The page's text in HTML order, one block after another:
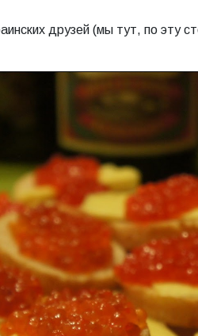
друзей (мы тут, по эту